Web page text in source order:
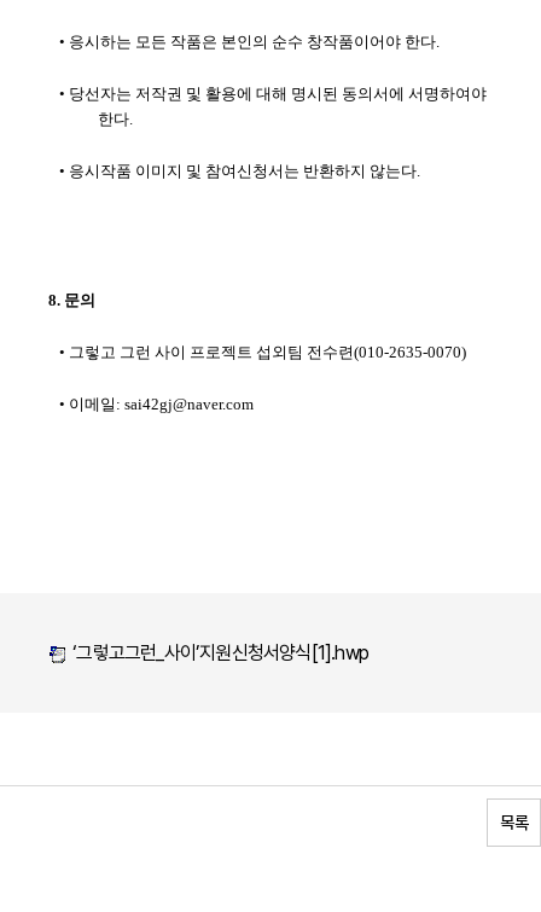
• 응시하는 모든 작품은 본인의 순수 창작품이어야 한다.
• 당선자는 저작권 및 활용에 대해 명시된 동의서에 서명하여야
한다.
• 응시작품 이미지 및 참여신청서는 반환하지 않는다.
8. 문의
• 그렇고 그런 사이 프로젝트 섭외팀 전수련(010-2635-0070)
• 이메일: sai42gj@naver.com
‘그렇고그런_사이’지원신청서양식[1].hwp
목록